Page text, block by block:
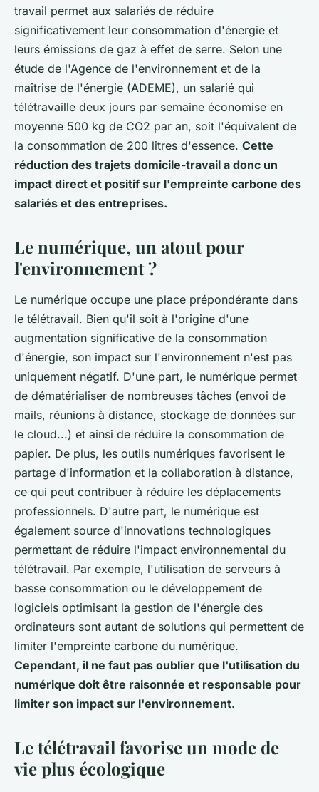
travail permet aux salariés de réduire
significativement leur consommation d'énergie et
leurs émissions de gaz à effet de serre. Selon une
étude de l'Agence de l'environnement et de la
maîtrise de l'énergie (ADEME), un salarié qui
télétravaille deux jours par semaine économise en
moyenne 500 kg de CO2 par an, soit l'équivalent de
la consommation de 200 litres d'essence. Cette
réduction des trajets domicile-travail a donc un
impact direct et positif sur l'empreinte carbone des
salariés et des entreprises.
Le numérique, un atout pour
l'environnement ?
Le numérique occupe une place prépondérante dans
le télétravail. Bien qu'il soit à l'origine d'une
augmentation significative de la consommation
d'énergie, son impact sur l'environnement n'est pas
uniquement négatif. D'une part, le numérique permet
de dématérialiser de nombreuses tâches (envoi de
mails, réunions à distance, stockage de données sur
le cloud...) et ainsi de réduire la consommation de
papier. De plus, les outils numériques favorisent le
partage d'information et la collaboration à distance,
ce qui peut contribuer à réduire les déplacements
professionnels. D'autre part, le numérique est
également source d'innovations technologiques
permettant de réduire l'impact environnemental du
télétravail. Par exemple, l'utilisation de serveurs à
basse consommation ou le développement de
logiciels optimisant la gestion de l'énergie des
ordinateurs sont autant de solutions qui permettent de
limiter l'empreinte carbone du numérique.
Cependant, il ne faut pas oublier que l'utilisation du
numérique doit être raisonnée et responsable pour
limiter son impact sur l'environnement.
Le télétravail favorise un mode de
vie plus écologique